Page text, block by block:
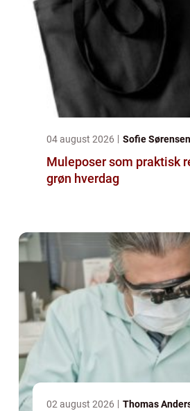
04 august 2026 Sofie Sørensen
Muleposer som praktisk
grøn hverdag
02 august 2026 Thomas